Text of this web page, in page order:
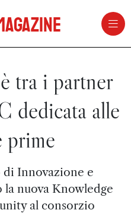
tra i partner
dedicata alle
prime
di Innovazione e
nuova Knowledge
al consorzio